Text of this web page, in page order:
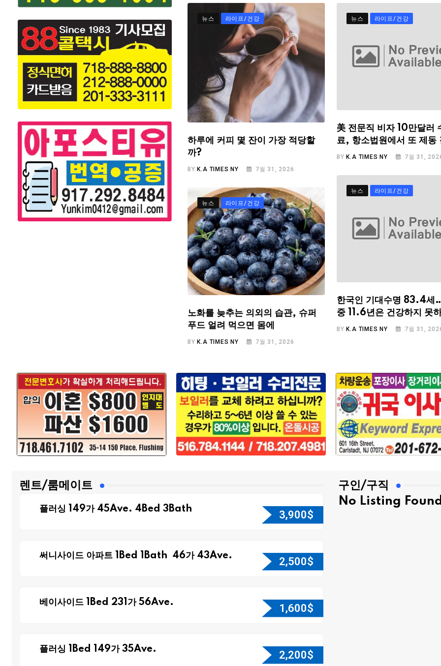
뉴스 라이프/건강
하루에 커피 몇 잔이 가장 적당할
까?
BY K.A TIMES NY 7월 31, 2026
뉴스 라이프/건강
美 전문직 비자 10만달러
료, 항소법원에서 또 제동
BYK.A TIMES NY 7월 31,
뉴스 라이프/건강
한국인 기대수명 83.4세
중 11.6년은 건강하지 못
BY K.A TIMES NY 7월 31,
뉴스 라이프/건강
노화를 늦추는 의외의 습관, 슈퍼
푸드 얼려 먹으면 몸에
BYK.A TIMES NY 7월 31, 2026
렌트/룸메이트
플러싱 149가 45Ave. 4Bed 3Bath 3,900$
써니사이드 아파트 1Bed 1Bath 46가 43Ave. 2,500$
베이사이드 1Bed 231가 56Ave. 1,600$
플러싱 1Bed 149가 35Ave. 2,200$
구인/구직
No Listing